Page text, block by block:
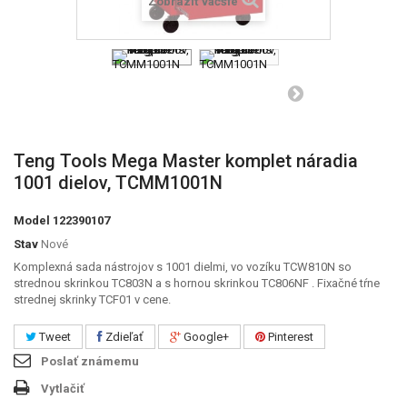
Teng Tools Mega Master komplet náradia
1001 dielov, TCMM1001N
Model 122390107
Stav Nové
Komplexná sada nástrojov s 1001 dielmi, vo vozíku TCW810N so
strednou skrinkou TC803N a s hornou skrinkou TC806NF . Fixačné tŕne
strednej skrinky TCF01 v cene.
Tweet Zdieľať Google+
Pinterest
Poslať známemu
Vytlačiť